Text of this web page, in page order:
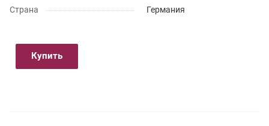
Страна Германия
Купить